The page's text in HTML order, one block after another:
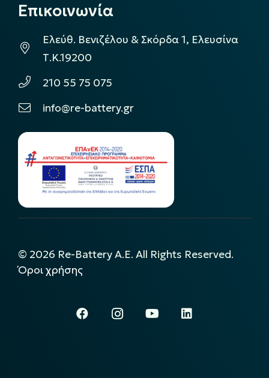
Επικοινωνία
Ελεύθ. Βενιζέλου & Σκόρδα 1, Ελευσίνα
Τ.Κ.19200
210 55 75 075
info@re-battery.gr
© 2026 Re-Battery A.E. All Rights Reserved.
Όροι χρήσης